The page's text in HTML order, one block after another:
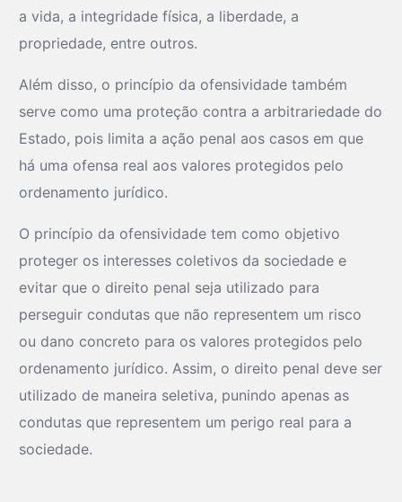
a vida, a integridade física, a liberdade, a
propriedade, entre outros.
Além disso, o princípio da ofensividade também
serve como uma proteção contra a arbitrariedade do
Estado, pois limita a ação penal aos casos em que
há uma ofensa real aos valores protegidos pelo
ordenamento jurídico.
O princípio da ofensividade tem como objetivo
proteger os interesses coletivos da sociedade e
evitar que o direito penal seja utilizado para
perseguir condutas que não representem um risco
ou dano concreto para os valores protegidos pelo
ordenamento jurídico. Assim, o direito penal deve ser
utilizado de maneira seletiva, punindo apenas as
condutas que representem um perigo real para a
sociedade.